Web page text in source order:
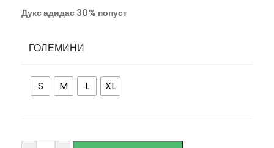
Дукс адидас 30% попуст
ГОЛЕМИНИ
S M L XL